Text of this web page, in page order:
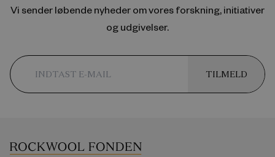
Vi sender løbende nyheder om vores forskning, initiativer
og udgivelser.
TILMELD